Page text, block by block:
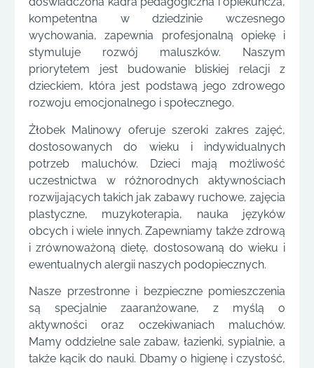
kompetentna w dziedzinie wczesnego
wychowania, zapewnia profesjonalną opiekę i
stymuluje rozwój maluszków. Naszym
priorytetem jest budowanie bliskiej relacji z
dzieckiem, która jest podstawą jego zdrowego
rozwoju emocjonalnego i społecznego.
Żłobek Malinowy oferuje szeroki zakres zajęć,
dostosowanych do wieku i indywidualnych
potrzeb maluchów. Dzieci mają możliwość
uczestnictwa w różnorodnych aktywnościach
rozwijających takich jak zabawy ruchowe, zajęcia
plastyczne, muzykoterapia, nauka języków
obcych i wiele innych. Zapewniamy także zdrową
i zrównoważoną dietę, dostosowaną do wieku i
ewentualnych alergii naszych podopiecznych.
Nasze przestronne i bezpieczne pomieszczenia
są specjalnie zaaranżowane, z myślą o
aktywności oraz oczekiwaniach maluchów.
Mamy oddzielne sale zabaw, łazienki, sypialnie, a
także kącik do nauki. Dbamy o higienę i czystość,